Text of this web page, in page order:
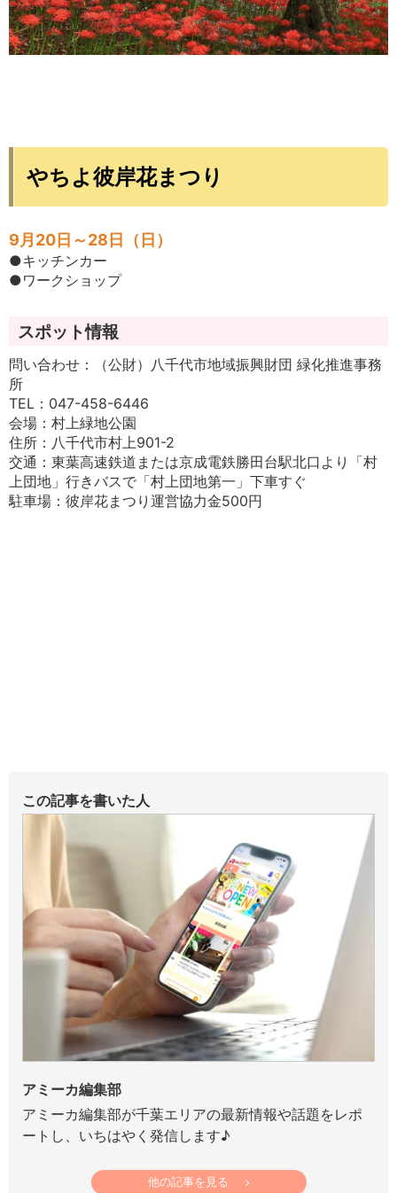
やちよ彼岸花まつり
9月20日～28日（日）
●キッチンカー
●ワークショップ
スポット情報
問い合わせ：（公財）八千代市地域振興財団 緑化推進事務
所
TEL：047-458-6446
会場：村上緑地公園
住所：八千代市村上901-2
交通：東葉高速鉄道または京成電鉄勝田台駅北口より「村
上団地」行きバスで「村上団地第一」下車すぐ
駐車場：彼岸花まつり運営協力金500円
この記事を書いた人
アミーカ編集部
アミーカ編集部が千葉エリアの最新情報や話題をレポ
ートし、いちはやく発信します♪
他の記事を見る